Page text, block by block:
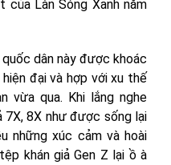
Làn Sóng Xanh năm
dân này được khoác
đại và hợp với xu thế
vừa qua. Khi lắng nghe
7X, 8X như được sống lại
những xúc cảm và hoài
khán giả Gen Z lại ồ à